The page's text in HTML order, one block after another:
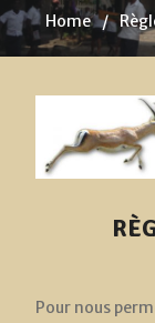
Home
Pour nous